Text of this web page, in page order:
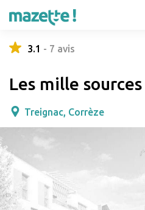
3.1 - 7 avis
Les mille sources
Treignac, Corrèze